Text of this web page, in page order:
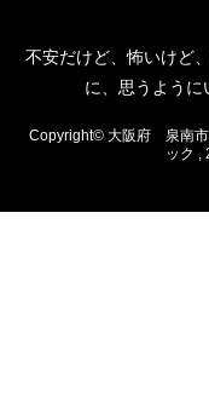
不安だけど、怖いけど
に、思うように
Copyright© 大阪府 泉南
ック ,